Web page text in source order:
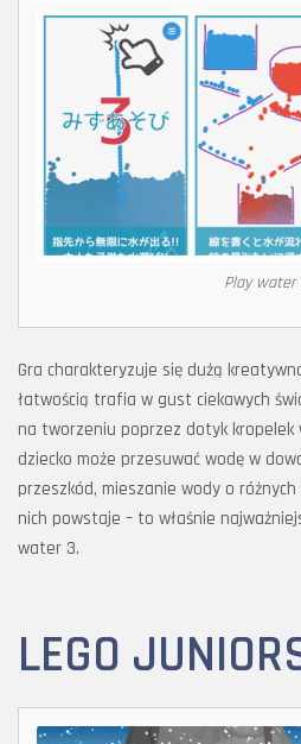
Play water
Gra charakteryzuje się dużą
łatwością trafia w gust ciekawych
na tworzeniu poprzez dotyk
dziecko może przesuwać wodę w
przeszkód, mieszanie wody o
nich powstaje – to właśnie
water 3.
LEGO